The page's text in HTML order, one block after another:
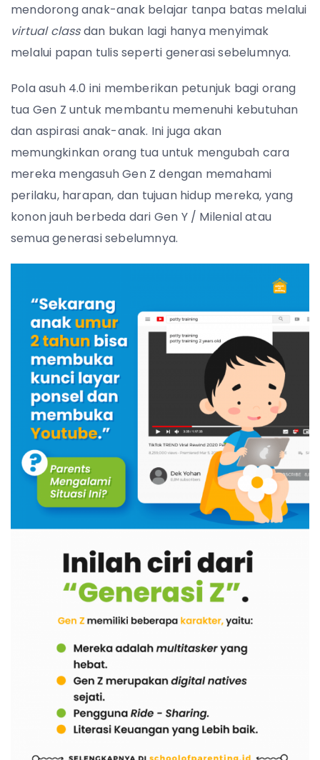
mendorong anak-anak belajar tanpa batas melalui
virtual classdan bukan lagi hanya menyimak
melalui papan tulis seperti generasi sebelumnya.
Pola asuh 4.0 ini memberikan petunjuk bagi orang
tua Gen Z untuk membantu memenuhi kebutuhan
dan aspirasi anak-anak. Ini juga akan
memungkinkan orang tua untuk mengubah cara
mereka mengasuh Gen Z dengan memahami
perilaku, harapan, dan tujuan hidup mereka, yang
konon jauh berbeda dari Gen Y / Milenial atau
semua generasi sebelumnya.